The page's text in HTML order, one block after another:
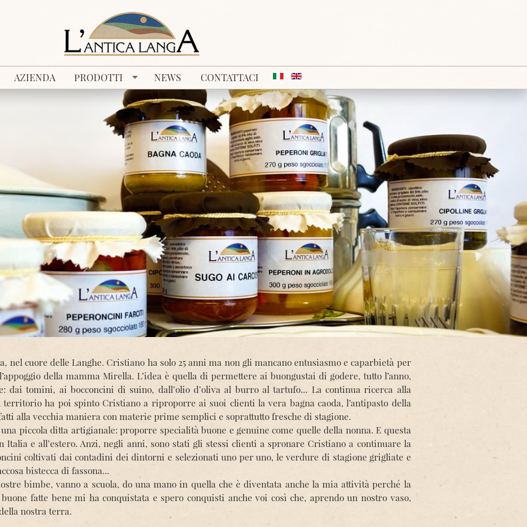
AZIENDA PRODOTTI NEWS CONTATTACI
nel cuore delle Langhe. Cristiano ha solo 25 anni ma non gli mancano entusiasmo e caparbietà per
della mamma Mirella. L’idea è quella di permettere ai buongustai di godere, tutto l’anno,
dai tomini, ai bocconcini di suino, dall’olio d’oliva al burro al tartufo... La continua ricerca alla
ha poi spinto Cristiano a riproporre ai suoi clienti la vera bagna caoda, l’antipasto della
alla vecchia maniera con materie prime semplici e soprattutto fresche di stagione.
piccola ditta artigianale: proporre specialità buone e genuine come quelle della nonna. E questa
e all’estero. Anzi, negli anni, sono stati gli stessi clienti a spronare Cristiano a continuare la
coltivati dai contadini dei dintorni e selezionati uno per uno, le verdure di stagione grigliate e
bistecca di fassona...
bimbe, vanno a scuola, do una mano in quella che è diventata anche la mia attività perché la
fatte bene mi ha conquistata e spero conquisti anche voi così che, aprendo un nostro vaso,
nostra terra.